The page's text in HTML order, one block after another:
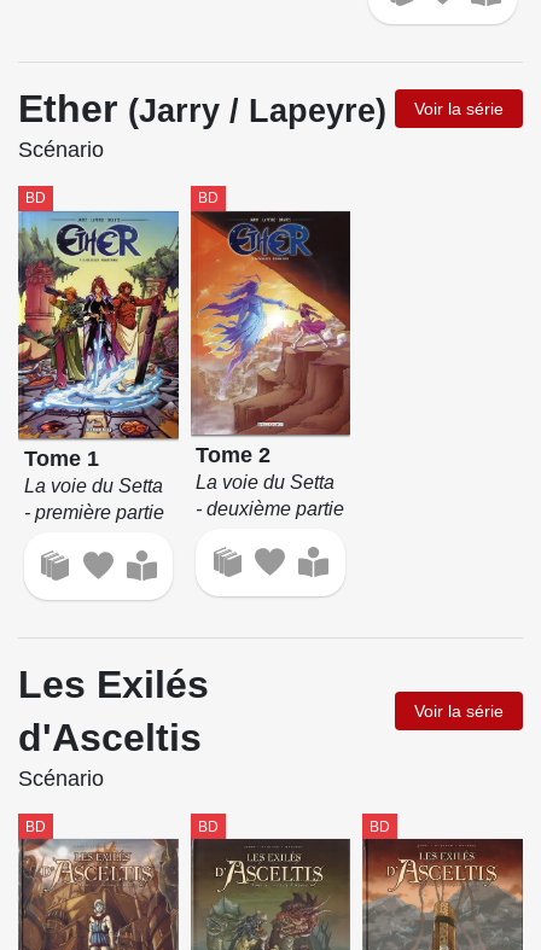
Ether (Jarry / Lapeyre) Voir la série
Scénario
BD
Tome 1
La voie du Setta
- première partie
BD
Tome 2
La voie du Setta
- deuxième partie
Les Exilés
d'Asceltis
Voir la série
Scénario
BD BD BD